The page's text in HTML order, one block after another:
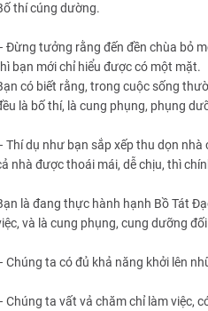
thí cúng dường.
Đừng tưởng rằng đến đền chùa bỏ
bạn mới chỉ hiểu được có một mặt.
có biết rằng, trong cuộc sống
là bố thí, là cung phụng, phụng
Thí dụ như bạn sắp xếp thu dọn
nhà được thoái mái, dễ chịu, thì
là đang thực hành hạnh Bồ Tát
và là cung phụng, cung dưỡng
Chúng ta có đủ khả năng khởi lên
Chúng ta vất vả chăm chỉ làm việc,